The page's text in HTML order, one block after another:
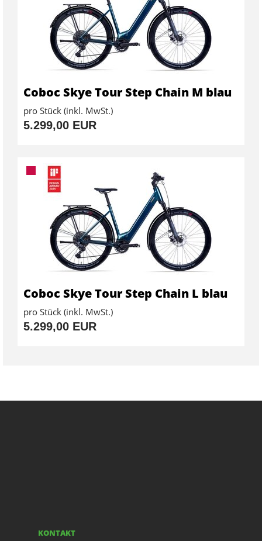
Coboc Skye Tour Step Chain M blau
pro Stück (inkl. MwSt.)
5.299,00 EUR
Coboc Skye Tour Step Chain L blau
pro Stück (inkl. MwSt.)
5.299,00 EUR
KONTAKT